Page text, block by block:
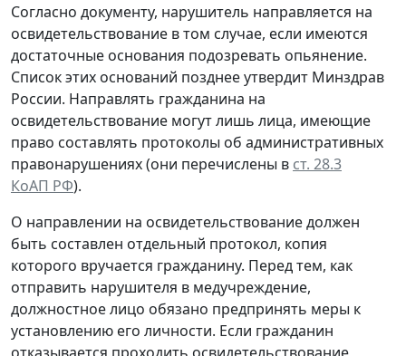
Согласно документу, нарушитель направляется на
освидетельствование в том случае, если имеются
достаточные основания подозревать опьянение.
Список этих оснований позднее утвердит Минздрав
России. Направлять гражданина на
освидетельствование могут лишь лица, имеющие
право составлять протоколы об административных
правонарушениях (они перечислены в ст. 28.3
КоАП РФ).
О направлении на освидетельствование должен
быть составлен отдельный протокол, копия
которого вручается гражданину. Перед тем, как
отправить нарушителя в медучреждение,
должностное лицо обязано предпринять меры к
установлению его личности. Если гражданин